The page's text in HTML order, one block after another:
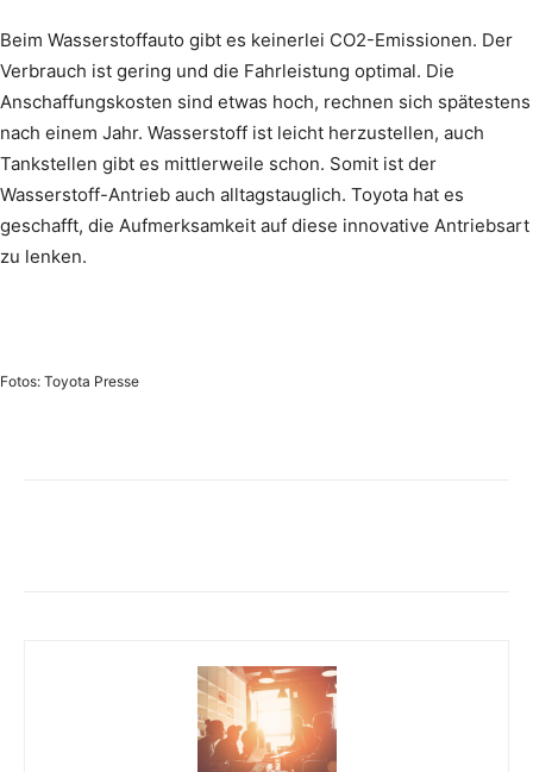
Beim Wasserstoffauto gibt es keinerlei CO2-Emissionen. Der
Verbrauch ist gering und die Fahrleistung optimal. Die
Anschaffungskosten sind etwas hoch, rechnen sich spätestens
nach einem Jahr. Wasserstoff ist leicht herzustellen, auch
Tankstellen gibt es mittlerweile schon. Somit ist der
Wasserstoff-Antrieb auch alltagstauglich. Toyota hat es
geschafft, die Aufmerksamkeit auf diese innovative Antriebsart
zu lenken.
Fotos: Toyota Presse